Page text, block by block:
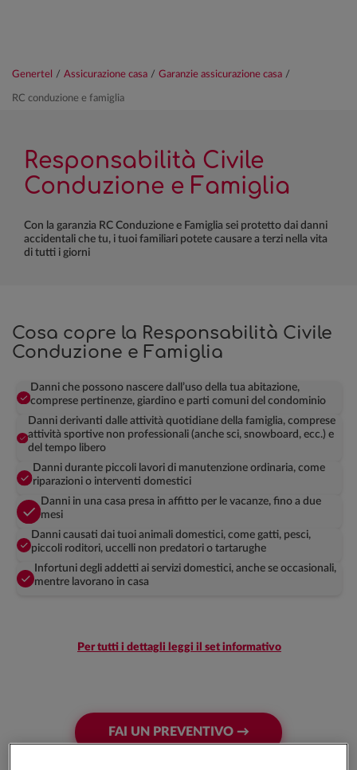
Genertel / Assicurazione casa / Garanzie assicurazione casa /
RC conduzione e famiglia
Responsabilità Civile
Conduzione e Famiglia
Con la garanzia RC Conduzione e Famiglia sei protetto dai danni
accidentali che tu, i tuoi familiari potete causare a terzi nella vita
di tutti i giorni
Cosa copre la Responsabilità Civile
Conduzione e Famiglia
Danni che possono nascere dall’uso della tua abitazione,
comprese pertinenze, giardino e parti comuni del condominio
Danni derivanti dalle attività quotidiane della famiglia, comprese
attività sportive non professionali (anche sci, snowboard, ecc.) e
del tempo libero
Danni durante piccoli lavori di manutenzione ordinaria, come
riparazioni o interventi domestici
Danni in una casa presa in affitto per le vacanze, fino a due
mesi
Danni causati dai tuoi animali domestici, come gatti, pesci,
piccoli roditori, uccelli non predatori o tartarughe
Infortuni degli addetti ai servizi domestici, anche se occasionali,
mentre lavorano in casa
Per tutti i dettagli leggi il set informativo
FAI UN PREVENTIVO →